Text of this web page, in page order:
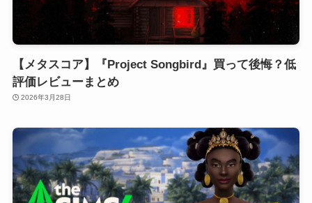
【メタスコア】『Project Songbird』買って後悔？低
評価レビューまとめ
2026年3月28日